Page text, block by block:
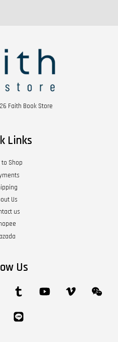
Faith Book Store
Links
to Shop
Us
us
Us
Instagram Tumblr YouTube Vimeo
Whatsapp